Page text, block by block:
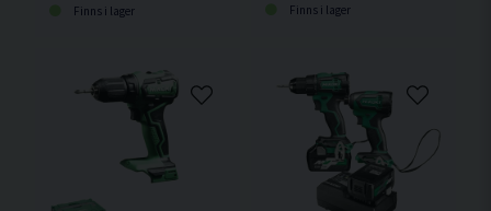
Finns i lager Finns i lager